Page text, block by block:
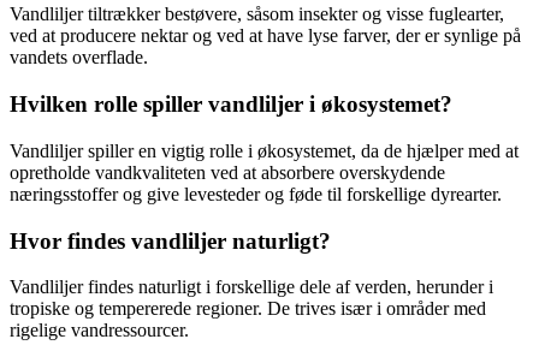
Vandliljer tiltrækker bestøvere, såsom insekter og visse fuglearter,
ved at producere nektar og ved at have lyse farver, der er synlige på
vandets overflade.
Hvilken rolle spiller vandliljer i økosystemet?
Vandliljer spiller en vigtig rolle i økosystemet, da de hjælper med at
opretholde vandkvaliteten ved at absorbere overskydende
næringsstoffer og give levesteder og føde til forskellige dyrearter.
Hvor findes vandliljer naturligt?
Vandliljer findes naturligt i forskellige dele af verden, herunder i
tropiske og tempererede regioner. De trives især i områder med
rigelige vandressourcer.